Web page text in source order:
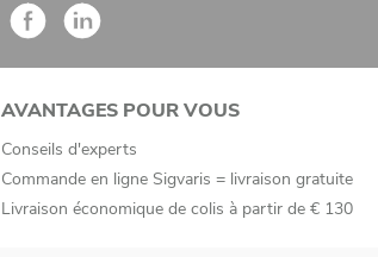
AVANTAGES POUR VOUS
Conseils d'experts
Commande en ligne Sigvaris = livraison gratuite
Livraison économique de colis à partir de € 130